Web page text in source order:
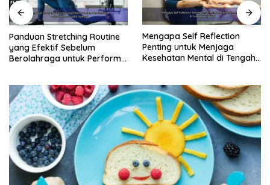
Mengapa Self Reflection
Penting untuk Menjaga
Kesehatan Mental di Tengah
Rekomendasi Makanan
Rendah Gula yang Baik untuk
Menjaga Energi dan